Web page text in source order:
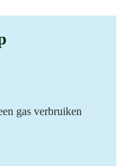
gas verbruiken